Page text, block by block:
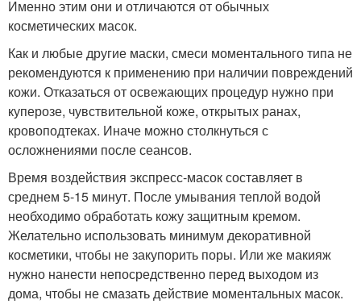
Именно этим они и отличаются от обычных
косметических масок.
Как и любые другие маски, смеси моментального типа не
рекомендуются к применению при наличии повреждений
кожи. Отказаться от освежающих процедур нужно при
куперозе, чувствительной коже, открытых ранах,
кровоподтеках. Иначе можно столкнуться с
осложнениями после сеансов.
Время воздействия экспресс-масок составляет в
среднем 5-15 минут. После умывания теплой водой
необходимо обработать кожу защитным кремом.
Желательно использовать минимум декоративной
косметики, чтобы не закупорить поры. Или же макияж
нужно нанести непосредственно перед выходом из
дома, чтобы не смазать действие моментальных масок.